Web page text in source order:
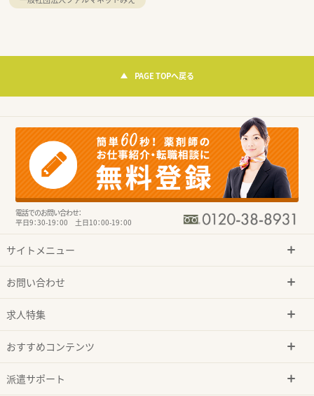
PAGE TOPへ戻る
電話でのお問い合わせ：
平日9：30-19：00 土日10：00-19：00
サイトメニュー
お問い合わせ
求人特集
おすすめコンテンツ
派遣サポート